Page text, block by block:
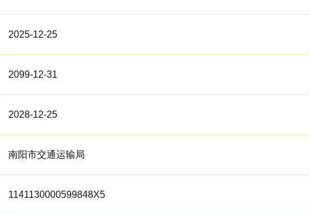
2025-12-25
2099-12-31
2028-12-25
南阳市交通运输局
1141130000599848X5